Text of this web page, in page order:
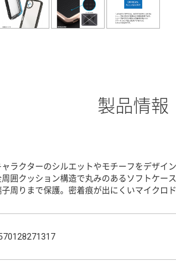
製品情報
ャラクターのシルエットやモチーフをデザイ
周囲クッション構造で丸みのあるソフトケー
子周りまで保護。密着痕が出にくいマイクロド